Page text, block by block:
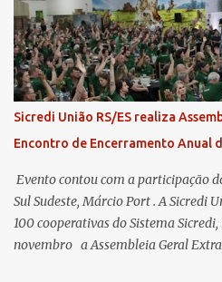
Sicredi União RS/ES realiza
Encontro de Encerramento Anual
Evento contou com a participação
Sul Sudeste, Márcio Port . A Sicredi
100 cooperativas do Sistema
novembro a Assembleia Geral